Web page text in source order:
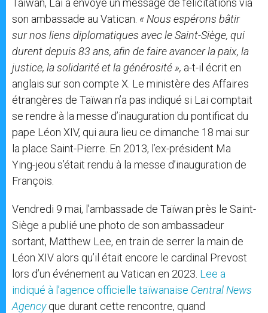
Taïwan, Lai a envoyé un message de félicitations via
son ambassade au Vatican. « Nous espérons bâtir
sur nos liens diplomatiques avec le Saint-Siège, qui
durent depuis 83 ans, afin de faire avancer la paix, la
justice, la solidarité et la générosité », a-t-il écrit en
anglais sur son compte X. Le ministère des Affaires
étrangères de Taïwan n’a pas indiqué si Lai comptait
se rendre à la messe d’inauguration du pontificat du
pape Léon XIV, qui aura lieu ce dimanche 18 mai sur
la place Saint-Pierre. En 2013, l’ex-président Ma
Ying-jeou s’était rendu à la messe d’inauguration de
François.
Vendredi 9 mai, l’ambassade de Taïwan près le Saint-
Siège a publié une photo de son ambassadeur
sortant, Matthew Lee, en train de serrer la main de
Léon XIV alors qu’il était encore le cardinal Prevost
lors d’un événement au Vatican en 2023. Lee a
indiqué à l’agence officielle taïwanaise Central News
Agencyque durant cette rencontre, quand